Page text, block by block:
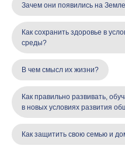
Зачем они появились на
Как сохранить здоровье в
среды?
В чем смысл их жизни?
Как правильно развивать,
в новых условиях развития
Как защитить свою семью и